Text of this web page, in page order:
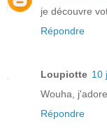
je découvre
Répondre
Loupiotte 10
Wouha,
Répondre